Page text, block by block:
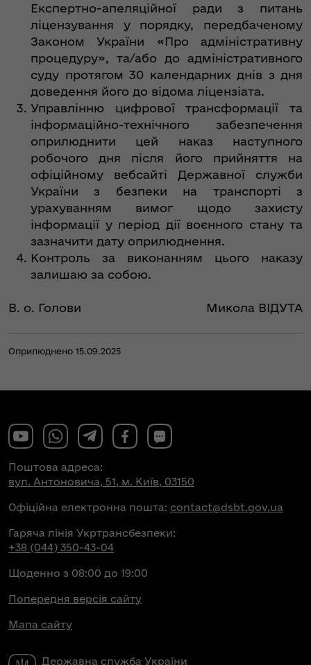
Експертно-апеляційної ради з питань
ліцензування у порядку, передбаченому
Законом України «Про адміністративну
процедуру», та/або до адміністративного
суду протягом 30 календарних днів з дня
доведення його до відома ліцензіата.
Управлінню цифрової трансформації та
інформаційно-технічного забезпечення
оприлюднити цей наказ наступного
робочого дня після його прийняття на
офіційному вебсайті Державної служби
України з безпеки на транспорті з
урахуванням вимог щодо захисту
інформації у період дії воєнного стану та
зазначити дату оприлюднення.
Контроль за виконанням цього наказу
залишаю за собою.
В. о. Голови Микола ВІДУТА
Оприлюднено 15.09.2025
Державна служба України
Поштова адреса:
вул. Антоновича, 51, м. Київ, 03150
Офіційна електронна пошта: contact@dsbt.gov.ua
Гаряча лінія Укртрансбезпеки:
+38 (044) 350-43-04
Щоденно з 08:00 до 19:00
Попередня версія сайту
Мапа сайту